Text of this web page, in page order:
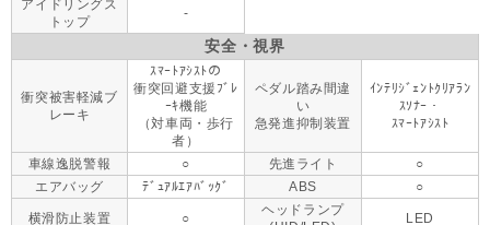
アイドリングス
トップ
-
安全・視界
衝突被害軽減ブ
レーキ
ｽﾏｰﾄｱｼｽﾄの
衝突回避支援ﾌﾞﾚ
ｰｷ機能
（対車両・歩行
者）
ペダル踏み間違
い
急発進抑制装置
ｲﾝﾃﾘｼﾞｪﾝﾄｸﾘｱﾗﾝ
ｽｿﾅｰ・
ｽﾏｰﾄｱｼｽﾄ
車線逸脱警報 ○ 先進ライト
○
エアバッグ
ﾃﾞｭｱﾙｴｱﾊﾞｯｸﾞ ABS ○
横滑防止装置 ○
ヘッドランプ
LED